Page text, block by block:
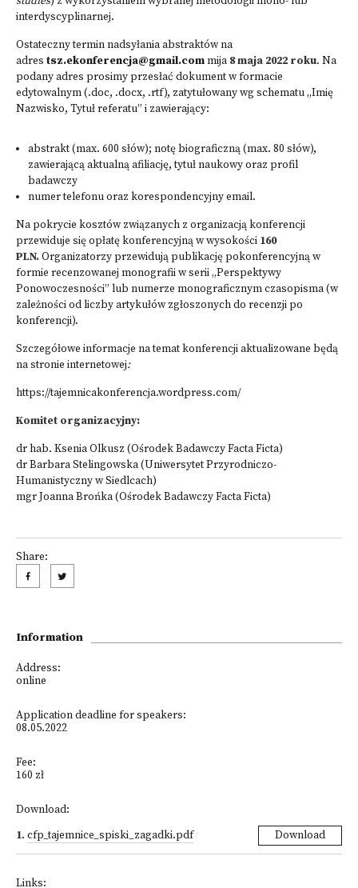
interdyscyplinarnej.
Ostateczny termin nadsyłania abstraktów na
adres tsz.ekonferencja@gmail.commija 8 maja 2022 roku. Na
podany adres prosimy przesłać dokument w formacie
edytowalnym (.doc, .docx, .rtf), zatytułowany wg schematu „Imię
Nazwisko, Tytuł referatu” i zawierający:
abstrakt (max. 600 słów); notę biograficzną (max. 80 słów),
zawierającą aktualną afiliację, tytuł naukowy oraz profil
badawczy
numer telefonu oraz korespondencyjny email.
Na pokrycie kosztów związanych z organizacją konferencji
przewiduje się opłatę konferencyjną w wysokości 160
PLN.Organizatorzy przewidują publikację pokonferencyjną w
formie recenzowanej monografii w serii „Perspektywy
Ponowoczesności” lub numerze monograficznym czasopisma (w
zależności od liczby artykułów zgłoszonych do recenzji po
konferencji).
Szczegółowe informacje na temat konferencji aktualizowane będą
na stronie internetowej:
https://tajemnicakonferencja.wordpress.com/
Komitet organizacyjny:
dr hab. Ksenia Olkusz (Ośrodek Badawczy Facta Ficta)
dr Barbara Stelingowska (Uniwersytet Przyrodniczo-
Humanistyczny w Siedlcach)
mgr Joanna Brońka (Ośrodek Badawczy Facta Ficta)
Share:
Information
Address:
online
Application deadline for speakers:
08.05.2022
Fee:
160 zł
Download:
1. cfp_tajemnice_spiski_zagadki.pdf Download
Links: